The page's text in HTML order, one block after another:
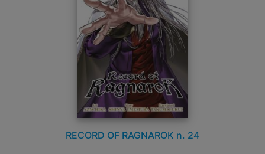
RECORD OF RAGNAROK n. 24